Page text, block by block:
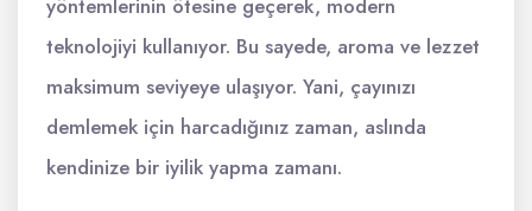
yöntemlerinin ötesine geçerek, modern
teknolojiyi kullanıyor. Bu sayede, aroma ve lezzet
maksimum seviyeye ulaşıyor. Yani, çayınızı
demlemek için harcadığınız zaman, aslında
kendinize bir iyilik yapma zamanı.